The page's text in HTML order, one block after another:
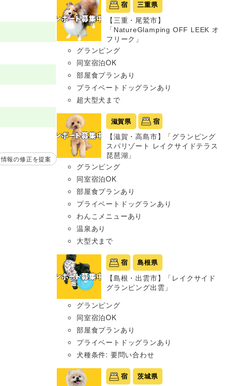
情報の修正を提案
宿 三重県
【三重・尾鷲市】
「NatureGlamping OFF LEEK オ
フリーク」
グランピング
同室宿泊OK
部屋食プランあり
プライベートドッグランあり
超大型犬まで
滋賀県 宿
【滋賀・高島市】「グランピング
スパリゾート レイクサイドテラス
琵琶湖」
グランピング
同室宿泊OK
部屋食プランあり
プライベートドッグランあり
わんこメニューあり
温泉あり
大型犬まで
宿 島根県
【島根・出雲市】「レイクサイド
グランピング出雲」
グランピング
同室宿泊OK
部屋食プランあり
プライベートドッグランあり
犬種条件: 要問い合わせ
宿 茨城県